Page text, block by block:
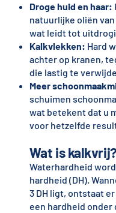
Droge huid en haar:
natuurlijke oliën
wat leidt tot
Kalkvlekken: Hard
achter op kranen,
die lastig te
Meer
schuimen
wat betekent dat u
voor hetzelfde
Wat is
Waterhardheid
hardheid (DH).
3 DH ligt, ontstaat
een hardheid onder